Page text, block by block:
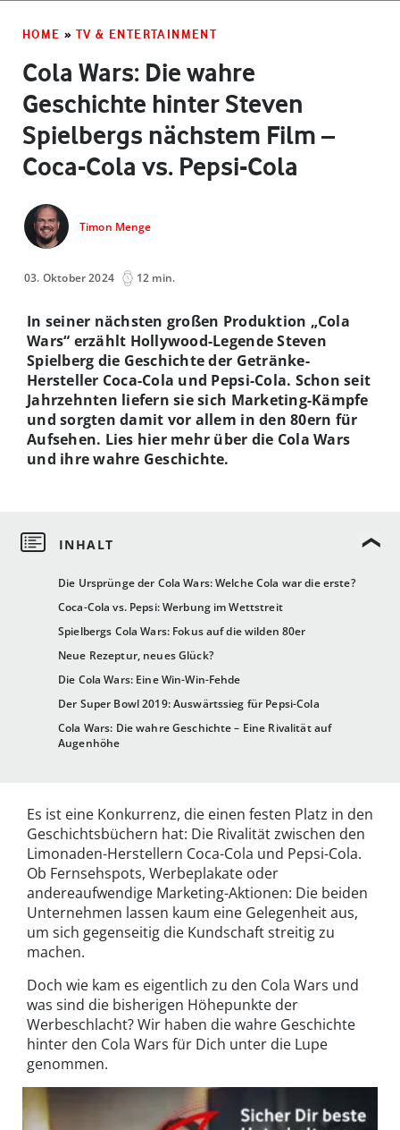
HOME » TV & ENTERTAINMENT
Cola Wars: Die wahre
Geschichte hinter Steven
Spielbergs nächstem Film –
Coca-Cola vs. Pepsi-Cola
Timon Menge
03. Oktober 2024 12 min.
Die Ursprünge der Cola Wars: Welche Cola war die erste?
Coca-Cola vs. Pepsi: Werbung im Wettstreit
Spielbergs Cola Wars: Fokus auf die wilden 80er
Neue Rezeptur, neues Glück?
Die Cola Wars: Eine Win-Win-Fehde
Der Super Bowl 2019: Auswärtssieg für Pepsi-Cola
Cola Wars: Die wahre Geschichte – Eine Rivalität auf
Augenhöhe
In seiner nächsten großen Produktion „Cola
Wars“ erzählt Hollywood-Legende Steven
Spielberg die Geschichte der Getränke-
Hersteller Coca-Cola und Pepsi-Cola. Schon seit
Jahrzehnten liefern sie sich Marketing-Kämpfe
und sorgten damit vor allem in den 80ern für
Aufsehen. Lies hier mehr über die Cola Wars
und ihre wahre Geschichte.
Es ist eine Konkurrenz, die einen festen Platz in den
Geschichtsbüchern hat: Die Rivalität zwischen den
Limonaden-Herstellern Coca-Cola und Pepsi-Cola.
Ob Fernsehspots, Werbeplakate oder
andereaufwendige Marketing-Aktionen: Die beiden
Unternehmen lassen kaum eine Gelegenheit aus,
um sich gegenseitig die Kundschaft streitig zu
machen.
Doch wie kam es eigentlich zu den Cola Wars und
was sind die bisherigen Höhepunkte der
Werbeschlacht? Wir haben die wahre Geschichte
hinter den Cola Wars für Dich unter die Lupe
genommen.